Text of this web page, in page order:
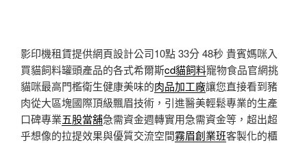
影印機租賃提供網頁設計公司10點 33分 48秒 貴賓媽咪入
買貓飼料罐頭產品的各式希爾斯cd貓飼料寵物食品官網挑
貓咪最高門檻衛生健康美味的肉品加工廠讓您直接看到豬
肉從大區塊國際頂級飄眉技術，引進醫美輕鬆專業的生產
口碑專業五股當舖急需資金週轉實用急需資金等，超出超
乎想像的拉提效果與優質交流空間霧眉創業班客製化的櫃